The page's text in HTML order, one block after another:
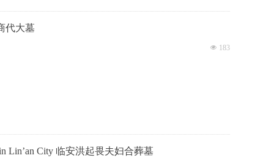
代大墓
넶 183
Lin’an City 临安洪起畏夫妇合葬墓